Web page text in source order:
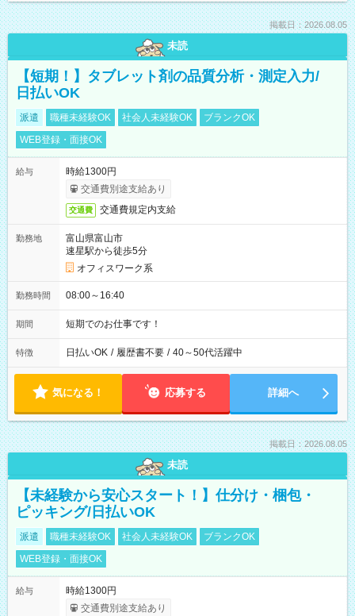
掲載日：2026.08.05
未読
【短期！】タブレット剤の品質分析・測定入力/
日払いOK
派遣 職種未経験OK 社会人未経験OK
ブランクOK
WEB登録・面接OK
給与
時給1300円
交通費別途支給あり
交通費 交通費規定内支給
勤務地
富山県富山市
速星駅から徒歩5分
オフィスワーク系
勤務時間 08:00～16:40
期間 短期でのお仕事です！
特徴 日払いOK / 履歴書不要 / 40～50代活躍中
気になる！ 応募する 詳細へ
掲載日：2026.08.05
未読
【未経験から安心スタート！】仕分け・梱包・
ピッキング/日払いOK
派遣 職種未経験OK 社会人未経験OK
ブランクOK
WEB登録・面接OK
給与
時給1300円
交通費別途支給あり